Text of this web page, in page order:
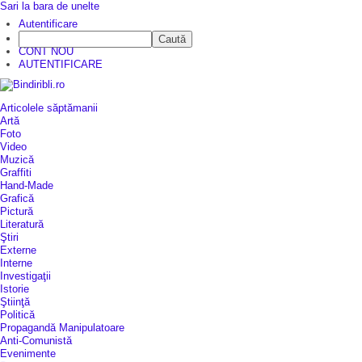
CONT NOU
AUTENTIFICARE
Articolele săptămanii
Artă
Foto
Video
Muzică
Graffiti
Hand-Made
Grafică
Pictură
Literatură
Ştiri
Externe
Interne
Investigaţii
Istorie
Ştiinţă
Politică
Propagandă Manipulatoare
Anti-Comunistă
Evenimente
Sari la bara de unelte
Autentificare
Caută